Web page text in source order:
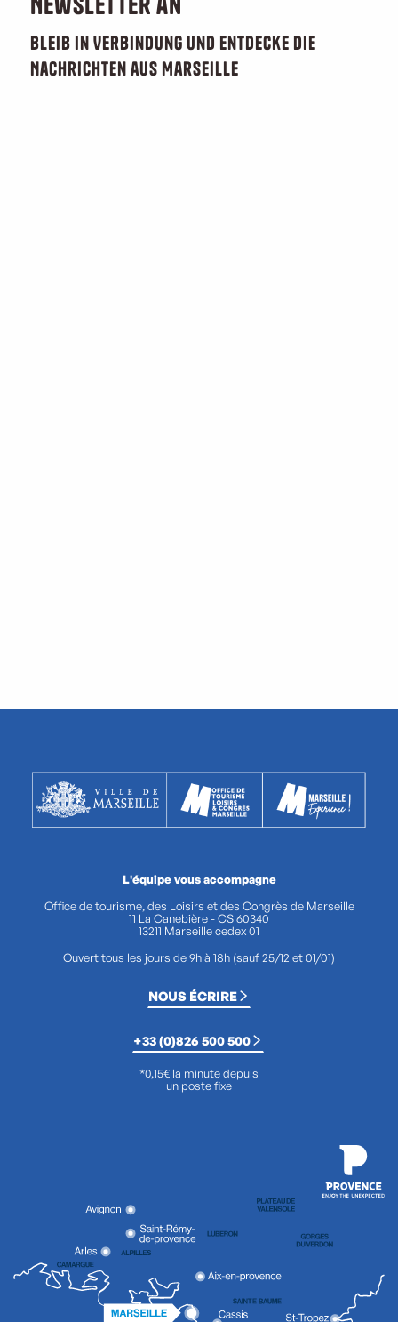
Bleib in Verbindung und entdecke die
Nachrichten aus Marseille
L'équipe vous accompagne
Office de tourisme, des Loisirs et des Congrès de Marseille
11 La Canebière - CS 60340
13211 Marseille cedex 01
Ouvert tous les jours de 9h à 18h (sauf 25/12 et 01/01)
NOUS ÉCRIRE
+33 (0)826 500 500
*0,15€ la minute depuis
un poste fixe